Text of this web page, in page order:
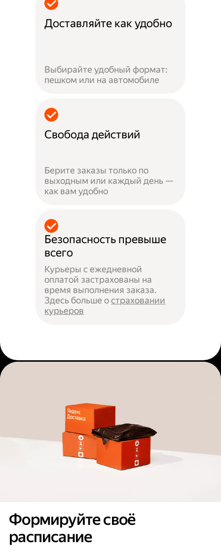
Доставляйте как удобно
Выбирайте удобный формат:
пешком или на автомобиле
Свобода действий
Берите заказы только по
выходным или каждый день —
как вам удобно
Безопасность превыше
всего
Курьеры с ежедневной
оплатой застрахованы на
время выполнения заказа.
Здесь больше остраховании
курьеров
Формируйте своё
расписание